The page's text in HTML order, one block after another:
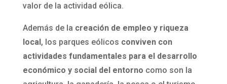
valor de la actividad eólica.
Además de la creación de empleo y riqueza
local, los parques eólicos conviven con
actividades fundamentales para el desarrollo
económico y social del entorno como son la